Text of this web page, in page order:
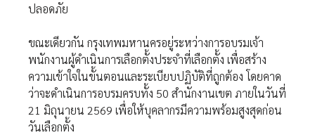
ปลอดภัย
ขณะเดียวกัน กรุงเทพมหานครอยู่ระหว่างการอบรมเจ้า
พนักงานผู้ดำเนินการเลือกตั้งประจำที่เลือกตั้ง เพื่อสร้าง
ความเข้าใจในขั้นตอนและระเบียบปฏิบัติที่ถูกต้อง โดยคาด
ว่าจะดำเนินการอบรมครบทั้ง 50 สำนักงานเขต ภายในวันที่
21 มิถุนายน 2569 เพื่อให้บุคลากรมีความพร้อมสูงสุดก่อน
วันเลือกตั้ง